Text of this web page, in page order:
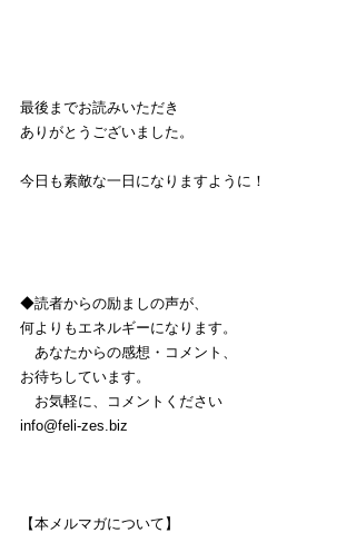
最後までお読みいただき
ありがとうございました。
今日も素敵な一日になりますように！
◆読者からの励ましの声が、
何よりもエネルギーになります。
あなたからの感想・コメント、
お待ちしています。
お気軽に、コメントください
info@feli-zes.biz
【本メルマガについて】